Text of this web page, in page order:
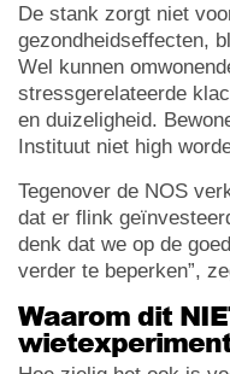
De stank zorgt niet
gezondheidseffecten,
Wel kunnen
stressgerelateerde
en duizeligheid.
Instituut niet high
Tegenover de NOS
dat er flink
denk dat we op de
verder te beperken”,
Waarom dit